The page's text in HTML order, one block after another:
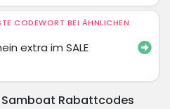
CODEWORT BEI ÄHNLICHEN
extra im SALE
Rabattcodes